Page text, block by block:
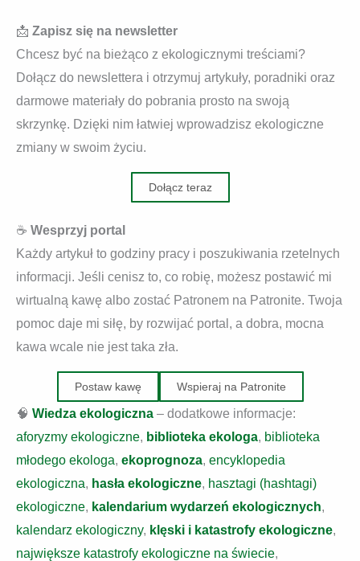
📩 Zapisz się na newsletter
Chcesz być na bieżąco z ekologicznymi treściami?
Dołącz do newslettera i otrzymuj artykuły, poradniki oraz
darmowe materiały do pobrania prosto na swoją
skrzynkę. Dzięki nim łatwiej wprowadzisz ekologiczne
zmiany w swoim życiu.
Dołącz teraz
☕ Wesprzyj portal
Każdy artykuł to godziny pracy i poszukiwania rzetelnych
informacji. Jeśli cenisz to, co robię, możesz postawić mi
wirtualną kawę albo zostać Patronem na Patronite. Twoja
pomoc daje mi siłę, by rozwijać portal, a dobra, mocna
kawa wcale nie jest taka zła.
Postaw kawę Wspieraj na Patronite
🧠 Wiedza ekologiczna – dodatkowe informacje:
aforyzmy ekologiczne, biblioteka ekologa, biblioteka
młodego ekologa, ekoprognoza, encyklopedia
ekologiczna, hasła ekologiczne, hasztagi (hashtagi)
ekologiczne, kalendarium wydarzeń ekologicznych,
kalendarz ekologiczny, klęski i katastrofy ekologiczne,
największe katastrofy ekologiczne na świecie,